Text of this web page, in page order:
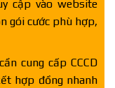
cập vào website
gói cước phù hợp,
cung cấp CCCD
hợp đồng nhanh